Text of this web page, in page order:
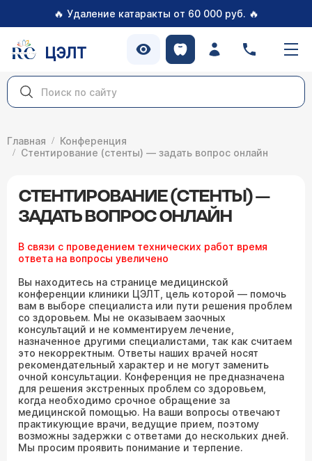
🔥 Удаление катаракты от 60 000 руб. 🔥
ЦЭЛТ
Главная
Конференция
Стентирование (стенты) — задать вопрос онлайн
СТЕНТИРОВАНИЕ (СТЕНТЫ) —
ЗАДАТЬ ВОПРОС ОНЛАЙН
В связи с проведением технических работ время
ответа на вопросы увеличено
Вы находитесь на странице медицинской
конференции клиники ЦЭЛТ, цель которой — помочь
вам в выборе специалиста или пути решения проблем
со здоровьем. Мы не оказываем заочных
консультаций и не комментируем лечение,
назначенное другими специалистами, так как считаем
это некорректным. Ответы наших врачей носят
рекомендательный характер и не могут заменить
очной консультации. Конференция не предназначена
для решения экстренных проблем со здоровьем,
когда необходимо срочное обращение за
медицинской помощью. На ваши вопросы отвечают
практикующие врачи, ведущие прием, поэтому
возможны задержки с ответами до нескольких дней.
Мы просим проявить понимание и терпение.